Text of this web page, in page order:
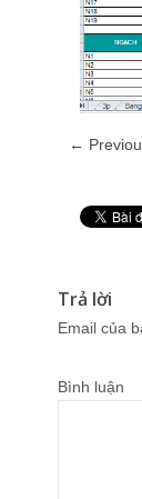
←
Trả lời
Email của
Bình luận